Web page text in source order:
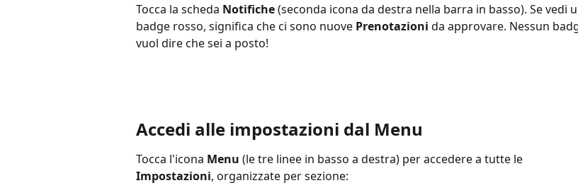
Tocca la scheda Notifiche (seconda icona da destra nella barra in basso). Se vedi
badge rosso, significa che ci sono nuove Prenotazioni da approvare. Nessun
vuol dire che sei a posto!
Accedi alle impostazioni dal Menu
Tocca l'icona Menu (le tre linee in basso a destra) per accedere a tutte le
Impostazioni, organizzate per sezione: